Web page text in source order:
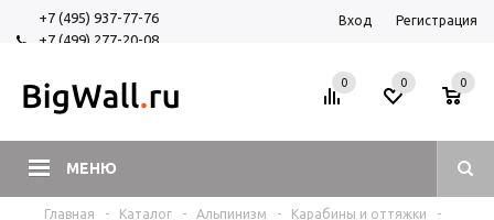
+7 (495) 937-77-76
+7 (499) 277-20-08
Вход Регистрация
МЕНЮ
0 0
0
Главная - Каталог - Альпинизм - Карабины и оттяжки
-